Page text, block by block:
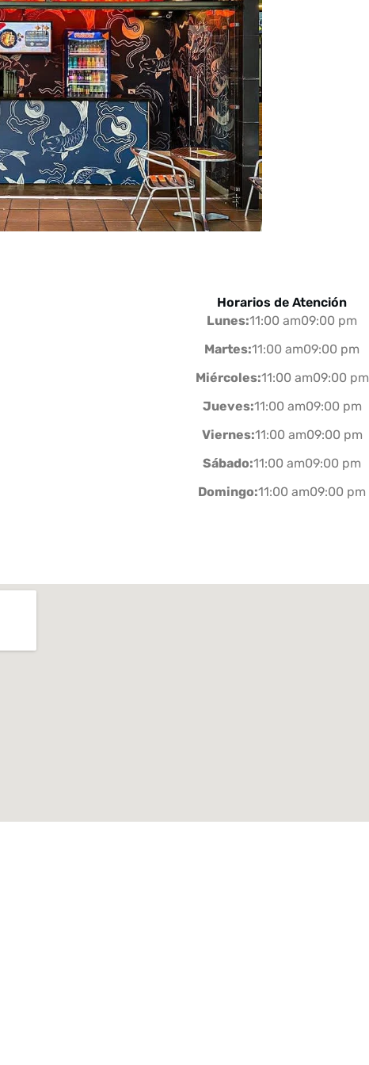
Horarios de Atención
Lunes:11:00 am09:00 pm
Martes:11:00 am09:00 pm
Miércoles:11:00 am09:00 pm
Jueves:11:00 am09:00 pm
Viernes:11:00 am09:00 pm
Sábado:11:00 am09:00 pm
Domingo:11:00 am09:00 pm